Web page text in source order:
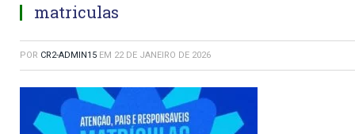
matriculas
POR CR2-ADMIN15 EM 22 DE JANEIRO DE 2026